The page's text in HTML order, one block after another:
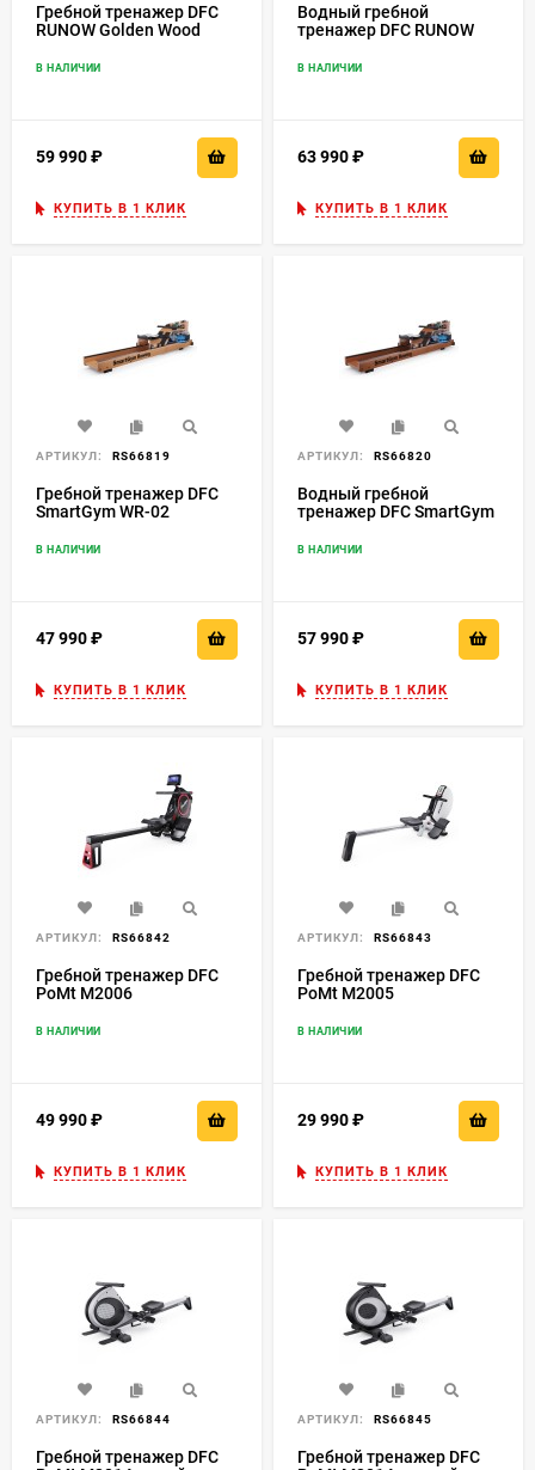
Гребной тренажер DFC
RUNOW Golden Wood
В НАЛИЧИИ
59 990
КУПИТЬ В 1 КЛИК
Водный гребной
тренажер DFC RUNOW
В НАЛИЧИИ
63 990
КУПИТЬ В 1 КЛИК
АРТИКУЛ: RS66819
Гребной тренажер DFC
SmartGym WR-02
В НАЛИЧИИ
47 990
КУПИТЬ В 1 КЛИК
АРТИКУЛ: RS66820
Водный гребной
тренажер DFC SmartGym
В НАЛИЧИИ
57 990
КУПИТЬ В 1 КЛИК
АРТИКУЛ: RS66842
Гребной тренажер DFC
PoMt M2006
В НАЛИЧИИ
49 990
КУПИТЬ В 1 КЛИК
АРТИКУЛ: RS66843
Гребной тренажер DFC
PoMt M2005
В НАЛИЧИИ
29 990
КУПИТЬ В 1 КЛИК
АРТИКУЛ: RS66844
Гребной тренажер DFC
АРТИКУЛ: RS66845
Гребной тренажер DFC